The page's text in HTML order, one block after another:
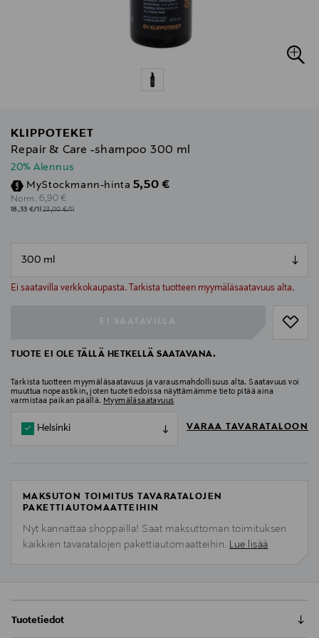
KLIPPOTEKET
Repair & Care -shampoo 300 ml
20% Alennus
MyStockmann-hinta Discounted Price
5,50 €
Norm. Original Price
6,90 €
18,33 €/1l23,00 €/1l
Ei saatavilla verkkokaupasta. Tarkista tuotteen myymäläsaatavuus alta.
null
TUOTE EI OLE TÄLLÄ HETKELLÄ SAATAVANA.
Tarkista tuotteen myymäläsaatavuus ja varausmahdollisuus alta. Saatavuus voi
muuttua nopeastikin, joten tuotetiedoissa näyttämämme tieto pitää aina
varmistaa paikan päällä. Myymäläsaatavuus
Helsinki VARAA TAVARATALOON
MAKSUTON TOIMITUS TAVARATALOJEN
PAKETTIAUTOMAATTEIHIN
Nyt kannattaa shoppailla! Saat maksuttoman toimituksen
kaikkien tavaratalojen pakettiautomaatteihin. Lue lisää
Tuotetiedot